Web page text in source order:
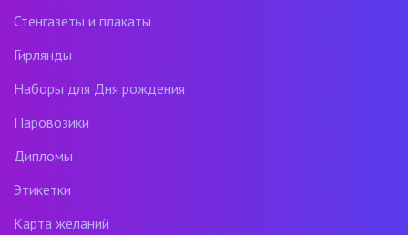
Стенгазеты и плакаты
Гирлянды
Наборы для Дня рождения
Паровозики
Дипломы
Этикетки
Карта желаний